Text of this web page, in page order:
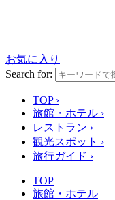
お気に入り
Search for:
TOP ›
旅館・ホテル ›
レストラン ›
観光スポット ›
旅行ガイド ›
TOP
旅館・ホテル